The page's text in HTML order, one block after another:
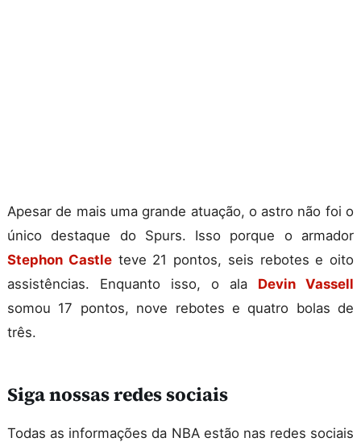
Apesar de mais uma grande atuação, o astro não foi o
único destaque do Spurs. Isso porque o armador
Stephon Castleteve 21 pontos, seis rebotes e oito
assistências. Enquanto isso, o ala Devin Vassell
somou 17 pontos, nove rebotes e quatro bolas de
três.
Siga nossas redes sociais
Todas as informações da NBA estão nas redes sociais